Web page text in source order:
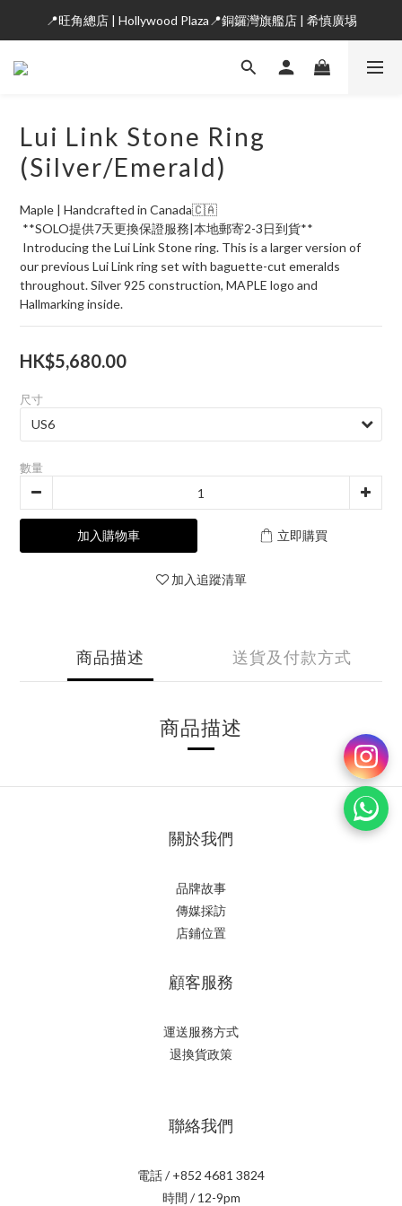
📍旺角總店 | Hollywood Plaza📍銅鑼灣旗艦店 | 希慎廣埸
Lui Link Stone Ring
(Silver/Emerald)
Maple | Handcrafted in Canada🇨🇦
**SOLO提供7天更換保證服務|本地郵寄2-3日到貨**
our previous Lui Link ring set with baguette-cut emeralds
throughout. Silver 925 construction, MAPLE logo and
Hallmarking inside.
HK$5,680.00
尺寸
數量
加入購物車 立即購買
加入追蹤清單
商品描述 送貨及付款方式
商品描述
關於我們
品牌故事
傳媒採訪
店鋪位置
顧客服務
運送服務方式
退換貨政策
聯絡我們
電話 / +852 4681 3824
時間 / 12-9pm